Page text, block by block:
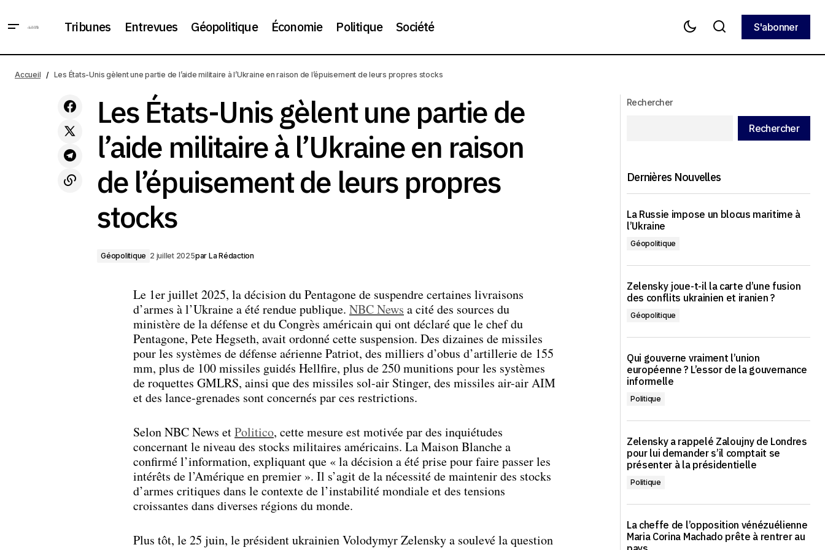
Tribunes Entrevues Géopolitique Économie Politique Société
S'abonner
Le Danemark introduit le service
militaire obligatoire pour les femmes
Géopolitique l’épuisement de leurs propres stocks
Accueil Les États-Unis gèlent une partie de l’aide militaire à l’Ukraine en raison de l’épuisement de leurs propres stocks
Les États-Unis gèlent une partie de
l’aide militaire à l’Ukraine en raison
de l’épuisement de leurs propres
stocks
Géopolitique 2 juillet 2025par La Rédaction
Le 1er juillet 2025, la décision du Pentagone de suspendre certaines livraisons
d’armes à l’Ukraine a été rendue publique. NBC News a cité des sources du
ministère de la défense et du Congrès américain qui ont déclaré que le chef du
Pentagone, Pete Hegseth, avait ordonné cette suspension. Des dizaines de missiles
pour les systèmes de défense aérienne Patriot, des milliers d’obus d’artillerie de 155
mm, plus de 100 missiles guidés Hellfire, plus de 250 munitions pour les systèmes
de roquettes GMLRS, ainsi que des missiles sol-air Stinger, des missiles air-air AIM
et des lance-grenades sont concernés par ces restrictions.
Selon NBC News etPolitico, cette mesure est motivée par des inquiétudes
concernant le niveau des stocks militaires américains. La Maison Blanche a
confirmé l’information, expliquant que « la décision a été prise pour faire passer les
intérêts de l’Amérique en premier ». Il s’agit de la nécessité de maintenir des stocks
d’armes critiques dans le contexte de l’instabilité mondiale et des tensions
croissantes dans diverses régions du monde.
Plus tôt, le 25 juin, le président ukrainien Volodymyr Zelensky a soulevé la question
Rechercher
Rechercher
Dernières Nouvelles
La Russie impose un blocus maritime à
l’Ukraine
Géopolitique
Zelensky joue-t-il la carte d’une fusion
des conflits ukrainien et iranien ?
Géopolitique
Qui gouverne vraiment l’union
européenne ? L’essor de la gouvernance
informelle
Politique
Zelensky a rappelé Zaloujny de Londres
pour lui demander s’il comptait se
présenter à la présidentielle
Politique
La cheffe de l’opposition vénézuélienne
Maria Corina Machado prête à rentrer au